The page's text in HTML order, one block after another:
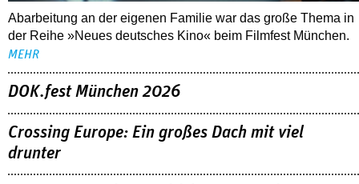
Abarbeitung an der eigenen Familie war das große Thema in
der Reihe »Neues deutsches Kino« beim Filmfest München.
MEHR
DOK.fest München 2026
Crossing Europe: Ein großes Dach mit viel
drunter